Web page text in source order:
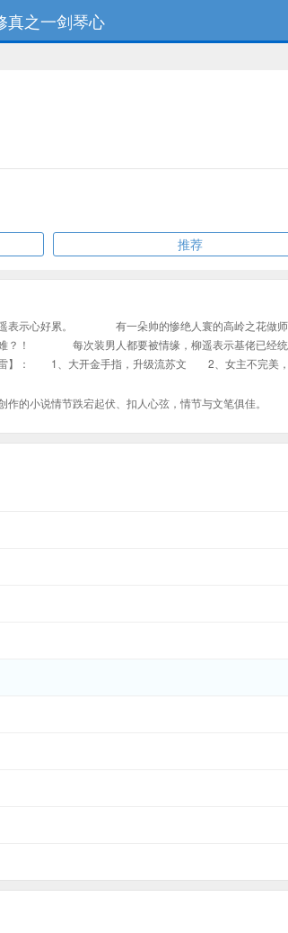
真之一剑琴心
推荐
遥表示心好累。 有一朵帅的惨绝人寰的高岭之花做师
？！ 每次装男人都要被情缘，柳遥表示基佬已
： 1、大开金手指，升级流苏文 2、女主不完美
的小说情节跌宕起伏、扣人心弦，情节与文笔俱佳。